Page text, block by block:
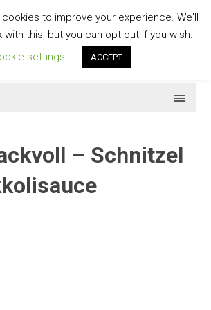
– Schnitzel
to improve your experience. We'll
with this, but you can opt-out if you wish.
settings
ACCEPT